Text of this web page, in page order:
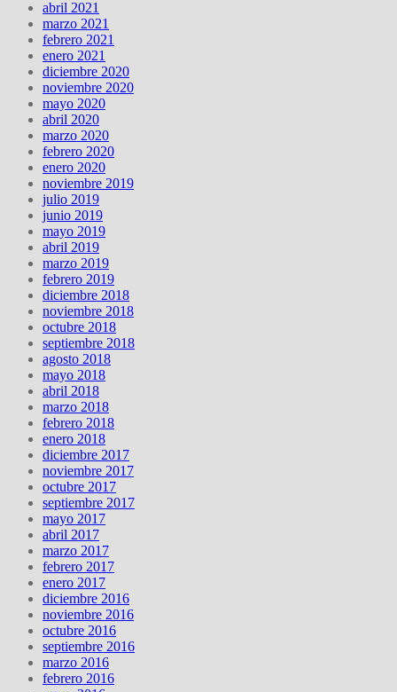
abril 2021
marzo 2021
febrero 2021
enero 2021
diciembre 2020
noviembre 2020
mayo 2020
abril 2020
marzo 2020
febrero 2020
enero 2020
noviembre 2019
julio 2019
junio 2019
mayo 2019
abril 2019
marzo 2019
febrero 2019
diciembre 2018
noviembre 2018
octubre 2018
septiembre 2018
agosto 2018
mayo 2018
abril 2018
marzo 2018
febrero 2018
enero 2018
diciembre 2017
noviembre 2017
octubre 2017
septiembre 2017
mayo 2017
abril 2017
marzo 2017
febrero 2017
enero 2017
diciembre 2016
noviembre 2016
octubre 2016
septiembre 2016
marzo 2016
febrero 2016